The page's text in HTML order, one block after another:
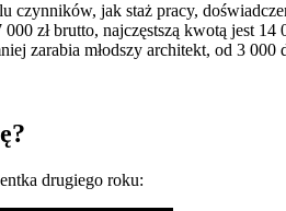
czynników, jak staż pracy,
zł brutto, najczęstszą kwotą jest
zarabia młodszy architekt, od 3
drugiego roku: